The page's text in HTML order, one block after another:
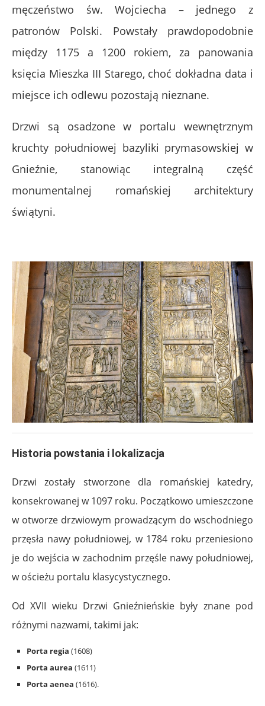
męczeństwo św. Wojciecha – jednego z
patronów Polski. Powstały prawdopodobnie
między 1175 a 1200 rokiem, za panowania
księcia Mieszka III Starego, choć dokładna data i
miejsce ich odlewu pozostają nieznane.
Drzwi są osadzone w portalu wewnętrznym
kruchty południowej bazyliki prymasowskiej w
Gnieźnie, stanowiąc integralną część
monumentalnej romańskiej architektury
świątyni.
Historia powstania i lokalizacja
Drzwi zostały stworzone dla romańskiej katedry,
konsekrowanej w 1097 roku. Początkowo umieszczone
w otworze drzwiowym prowadzącym do wschodniego
przęsła nawy południowej, w 1784 roku przeniesiono
je do wejścia w zachodnim przęśle nawy południowej,
w ościeżu portalu klasycystycznego.
Od XVII wieku Drzwi Gnieźnieńskie były znane pod
różnymi nazwami, takimi jak:
Porta regia (1608)
Porta aurea (1611)
Porta aenea (1616).